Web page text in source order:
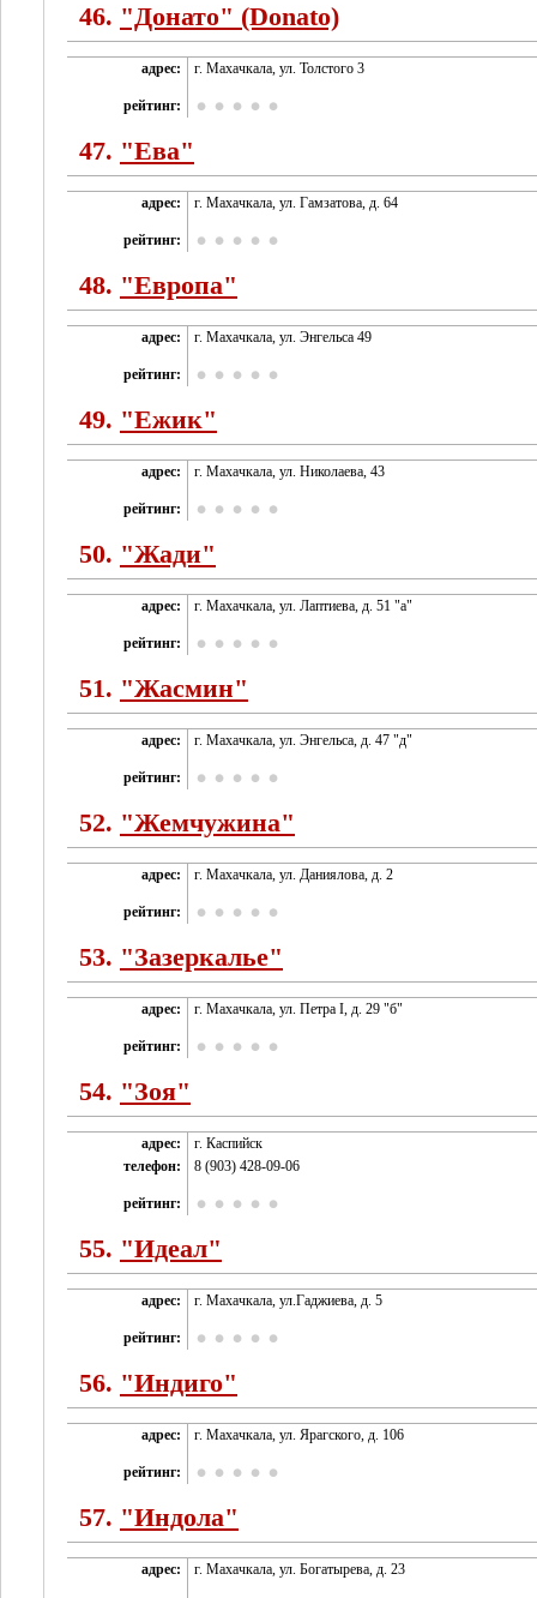
46. "Донато" (Donato)
адрес: г. Махачкала, ул. Толстого 3
рейтинг:
47. "Ева"
адрес: г. Махачкала, ул. Гамзатова, д. 64
рейтинг:
48. "Европа"
адрес: г. Махачкала, ул. Энгельса 49
рейтинг:
49. "Ежик"
адрес: г. Махачкала, ул. Николаева, 43
рейтинг:
50. "Жади"
адрес: г. Махачкала, ул. Лаптиева, д. 51 "а"
рейтинг:
51. "Жасмин"
адрес: г. Махачкала, ул. Энгельса, д. 47 "д"
рейтинг:
52. "Жемчужина"
адрес: г. Махачкала, ул. Даниялова, д. 2
рейтинг:
53. "Зазеркалье"
адрес: г. Махачкала, ул. Петра I, д. 29 "б"
рейтинг:
54. "Зоя"
адрес:
г. Каспийск
телефон:
8 (903) 428-09-06
рейтинг:
55. "Идеал"
адрес: г. Махачкала, ул.Гаджиева, д. 5
рейтинг:
56. "Индиго"
адрес: г. Махачкала, ул. Ярагского, д. 106
рейтинг:
57. "Индола"
адрес: г. Махачкала, ул. Богатырева, д. 23